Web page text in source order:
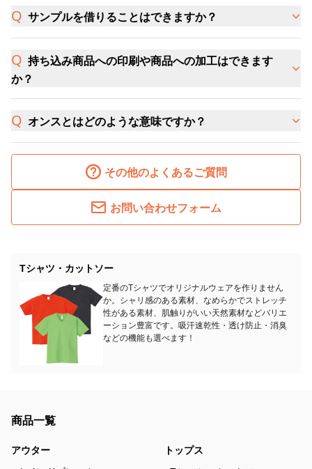
サンプルを借りることはできますか？
持ち込み商品への印刷や商品への加工はできます
か？
オンスとはどのような意味ですか？
その他のよくあるご質問
お問い合わせフォーム
Tシャツ・カットソー
定番のTシャツでオリジナルウェアを作りません
か。シャリ感のある素材、なめらかでストレッチ
性がある素材、肌触りがいい天然素材などバリエ
ーション豊富です。吸汗速乾性・透け防止・消臭
などの機能も選べます！
商品一覧
アウター
トップス